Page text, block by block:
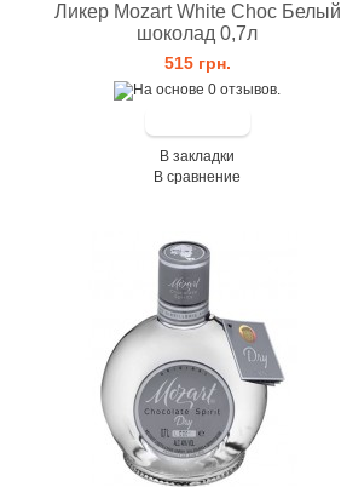
Ликер Mozart White Choc Белый
шоколад 0,7л
515 грн.
В закладки
В сравнение